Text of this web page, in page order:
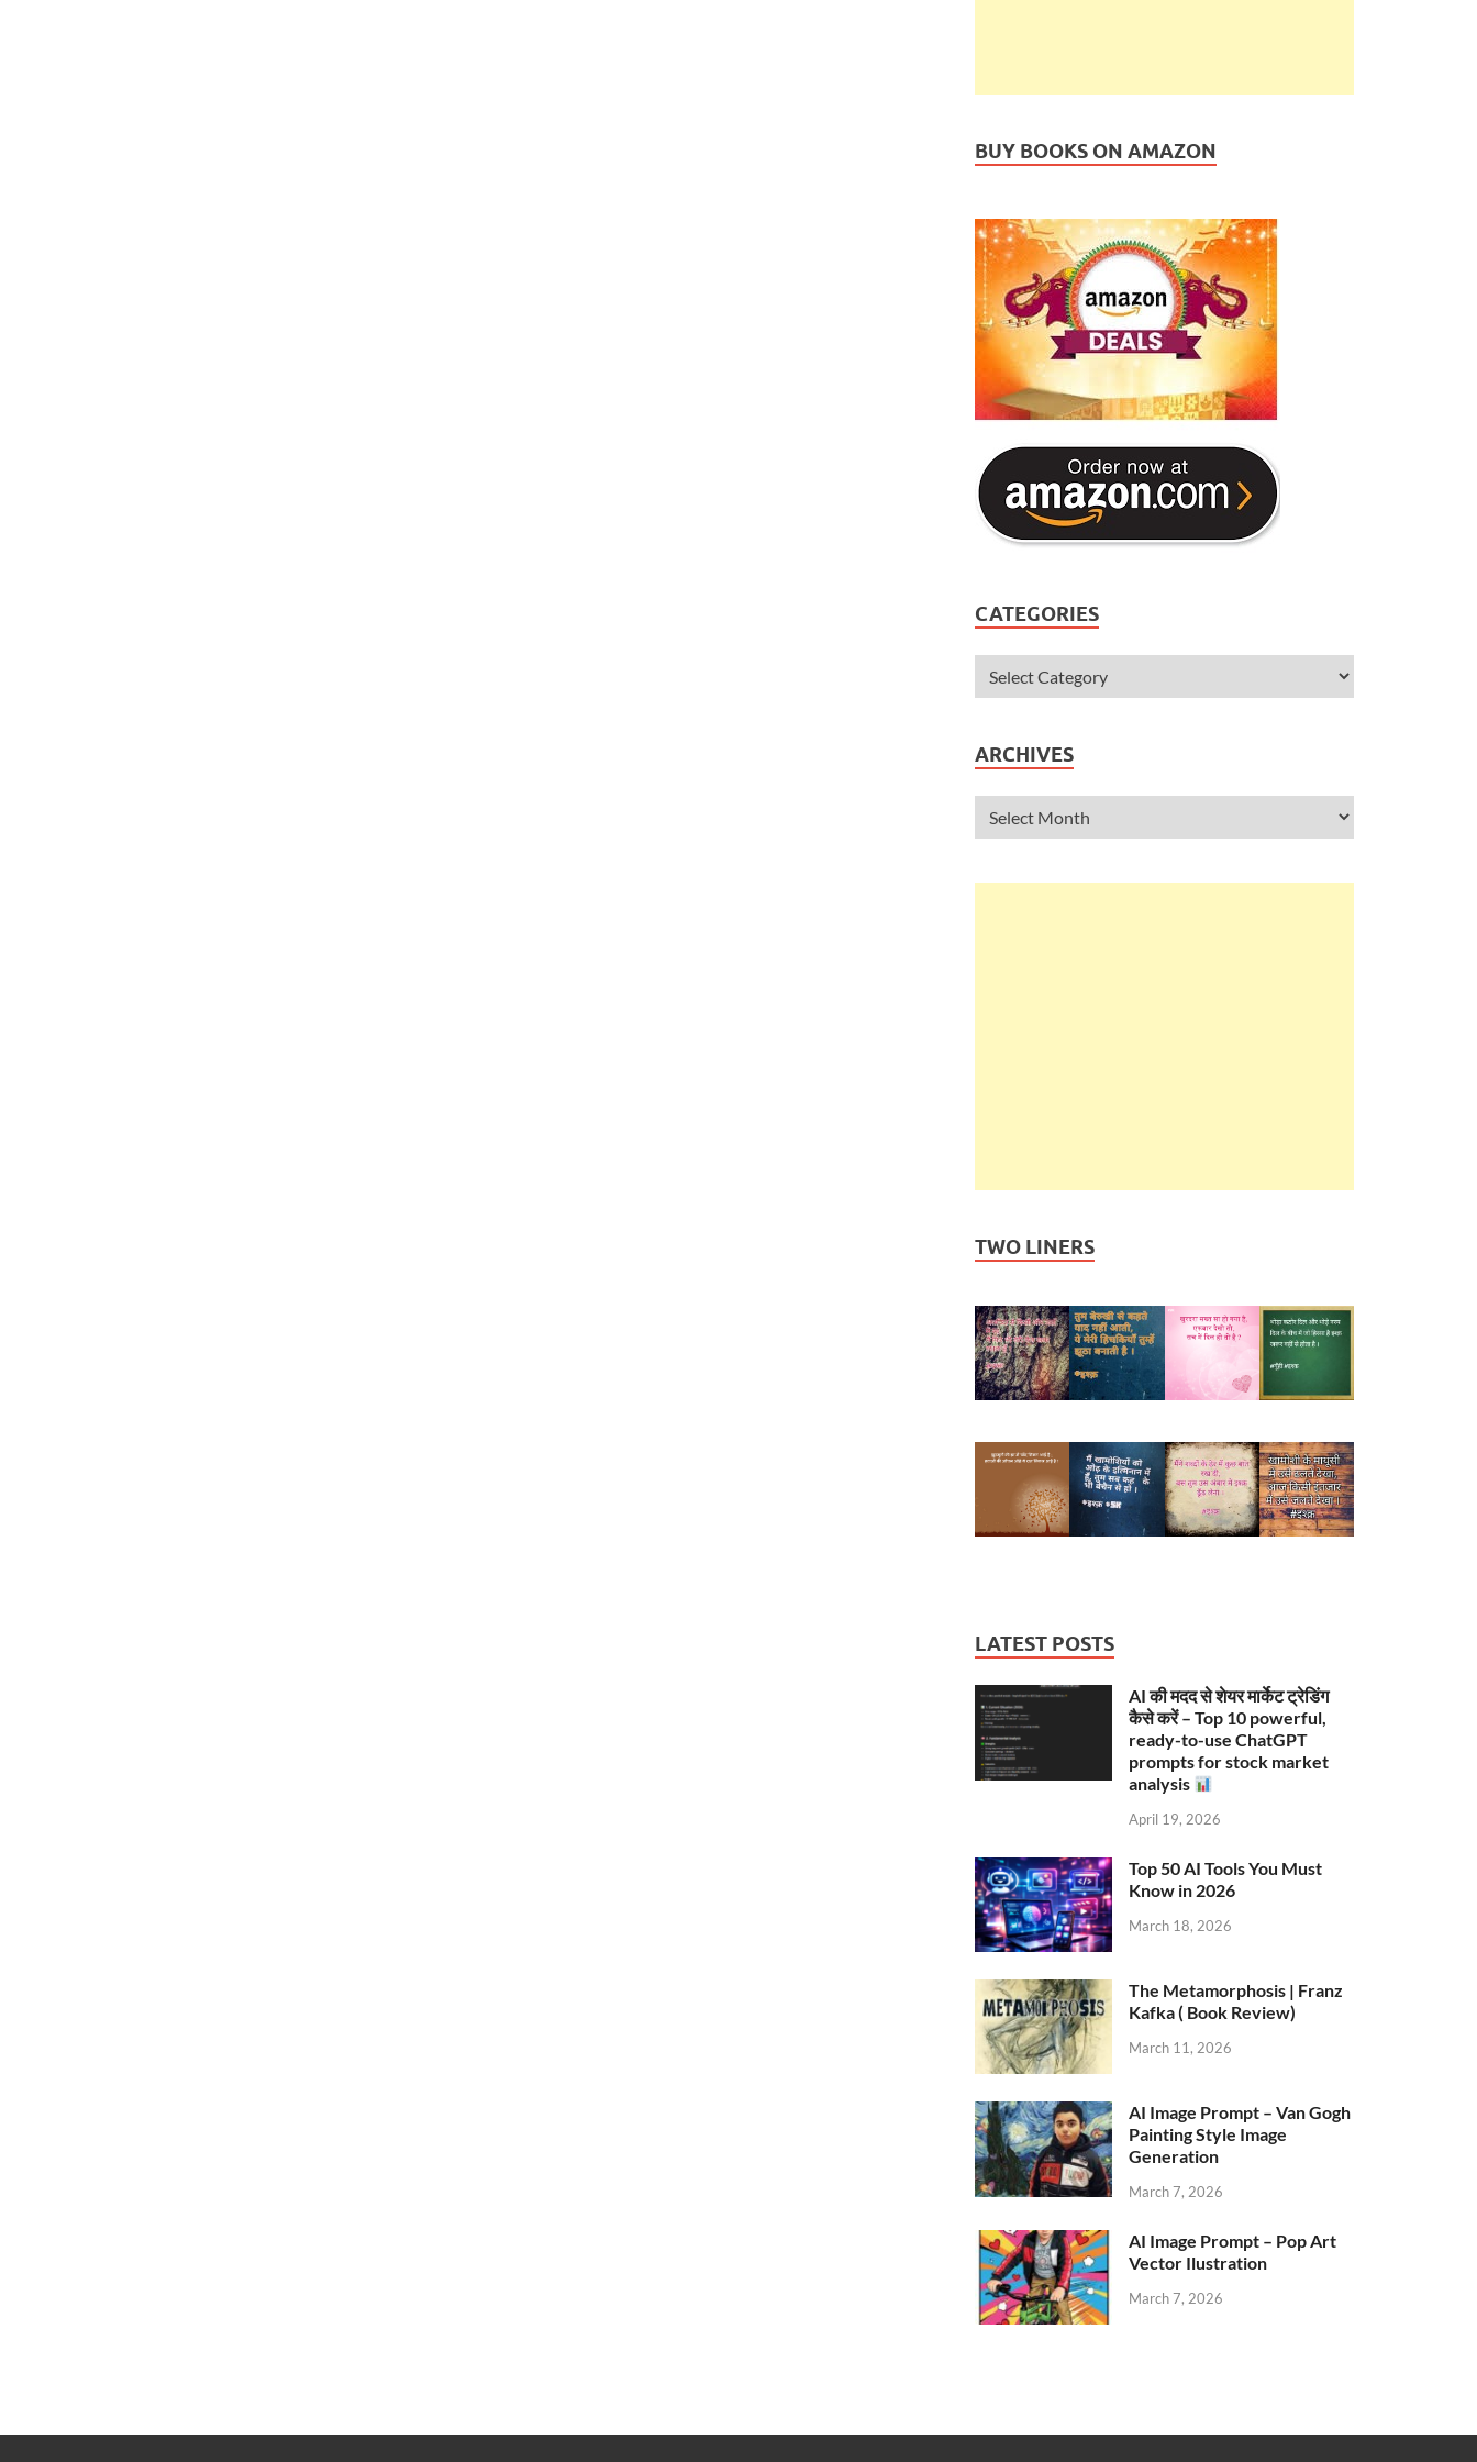
BUY BOOKS ON AMAZON
CATEGORIES
ARCHIVES
TWO LINERS
LATEST POSTS
AI की मदद से शेयर मार्केट ट्रेडिंग
कैसे करें – Top 10 powerful,
ready-to-use ChatGPT
prompts for stock market
analysis
April 19, 2026
Top 50 AI Tools You Must
Know in 2026
March 18, 2026
The Metamorphosis | Franz
Kafka ( Book Review)
March 11, 2026
AI Image Prompt – Van Gogh
Painting Style Image
Generation
March 7, 2026
AI Image Prompt – Pop Art
Vector Ilustration
March 7, 2026